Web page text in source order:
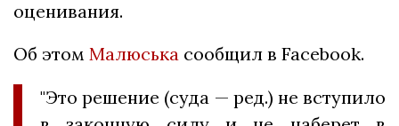
оценивания.
Об этом Малюська сообщил в Facebook.
"Это решение (суда — ред.) не вступило